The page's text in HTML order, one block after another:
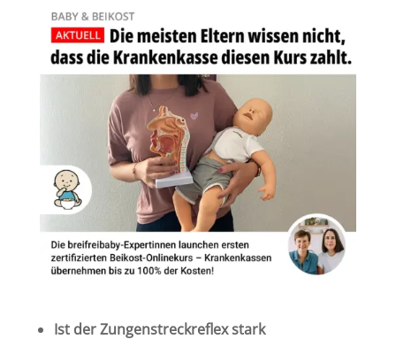
Ist der Zungenstreckreflex stark